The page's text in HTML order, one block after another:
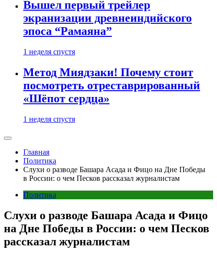
Вышел первый трейлер
экранизации древнеиндийского
эпоса “Рамаяна”
1 неделя спустя
Метод Миядзаки! Почему стоит
посмотреть отреставрированный
«Шёпот сердца»
1 неделя спустя
Главная
Политика
Слухи о разводе Башара Асада и Фицо на Дне Победы
в России: о чем Песков рассказал журналистам
Политика
Слухи о разводе Башара Асада и Фицо
на Дне Победы в России: о чем Песков
рассказал журналистам